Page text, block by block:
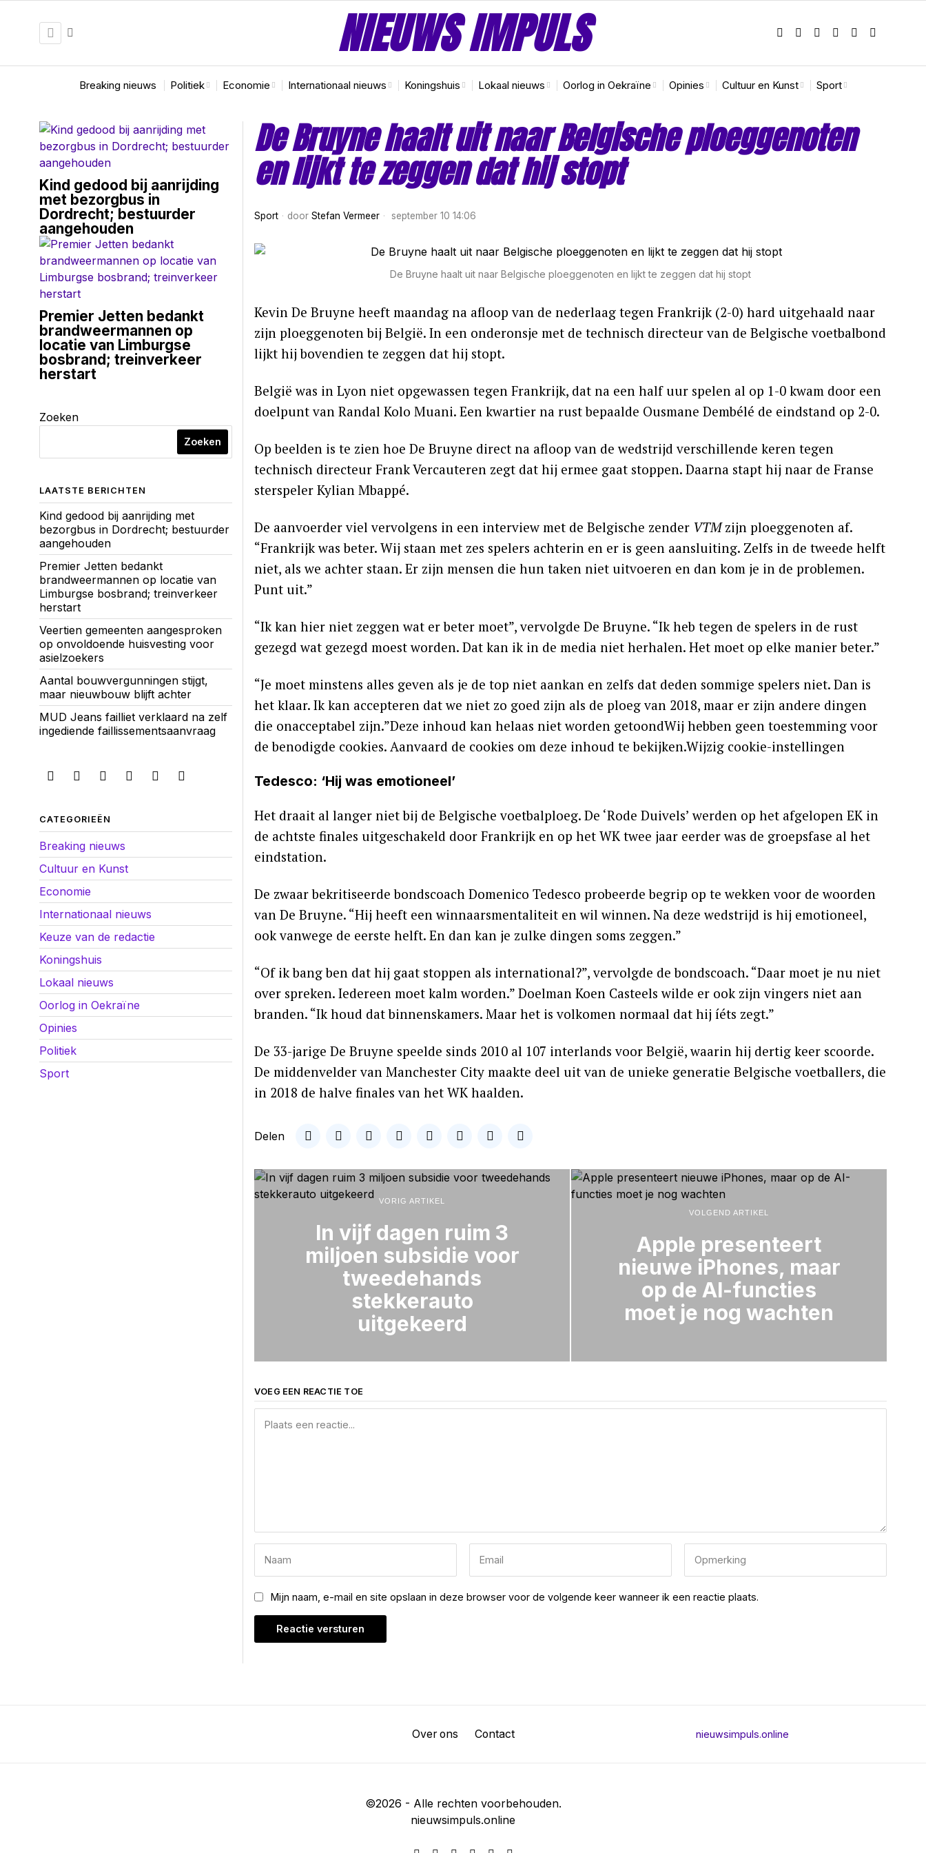
NIEUWS IMPULS
Breaking nieuws Politiek Economie Internationaal nieuws Koningshuis Lokaal nieuws Oorlog in Oekraïne Opinies Cultuur en Kunst Sport
De Bruyne haalt uit naar Belgische ploeggenoten
en lijkt te zeggen dat hij stopt
Sport door Stefan Vermeer september 10 14:06
De Bruyne haalt uit naar Belgische ploeggenoten en lijkt te zeggen dat hij stopt
Kevin De Bruyne heeft maandag na afloop van de nederlaag tegen Frankrijk (2-0) hard uitgehaald naar
zijn ploeggenoten bij België. In een onderonsje met de technisch directeur van de Belgische voetbalbond
lijkt hij bovendien te zeggen dat hij stopt.
België was in Lyon niet opgewassen tegen Frankrijk, dat na een half uur spelen al op 1-0 kwam door een
doelpunt van Randal Kolo Muani. Een kwartier na rust bepaalde Ousmane Dembélé de eindstand op 2-0.
Op beelden is te zien hoe De Bruyne direct na afloop van de wedstrijd verschillende keren tegen
technisch directeur Frank Vercauteren zegt dat hij ermee gaat stoppen. Daarna stapt hij naar de Franse
sterspeler Kylian Mbappé.
De aanvoerder viel vervolgens in een interview met de Belgische zender VTMzijn ploeggenoten af.
“Frankrijk was beter. Wij staan met zes spelers achterin en er is geen aansluiting. Zelfs in de tweede helft
niet, als we achter staan. Er zijn mensen die hun taken niet uitvoeren en dan kom je in de problemen.
Punt uit.”
“Ik kan hier niet zeggen wat er beter moet”, vervolgde De Bruyne. “Ik heb tegen de spelers in de rust
gezegd wat gezegd moest worden. Dat kan ik in de media niet herhalen. Het moet op elke manier beter.”
“Je moet minstens alles geven als je de top niet aankan en zelfs dat deden sommige spelers niet. Dan is
het klaar. Ik kan accepteren dat we niet zo goed zijn als de ploeg van 2018, maar er zijn andere dingen
die onacceptabel zijn.”Deze inhoud kan helaas niet worden getoondWij hebben geen toestemming voor
de benodigde cookies. Aanvaard de cookies om deze inhoud te bekijken.Wijzig cookie-instellingen
Tedesco: ‘Hij was emotioneel’
Het draait al langer niet bij de Belgische voetbalploeg. De ‘Rode Duivels’ werden op het afgelopen EK in
de achtste finales uitgeschakeld door Frankrijk en op het WK twee jaar eerder was de groepsfase al het
eindstation.
De zwaar bekritiseerde bondscoach Domenico Tedesco probeerde begrip op te wekken voor de woorden
van De Bruyne. “Hij heeft een winnaarsmentaliteit en wil winnen. Na deze wedstrijd is hij emotioneel,
ook vanwege de eerste helft. En dan kan je zulke dingen soms zeggen.”
“Of ik bang ben dat hij gaat stoppen als international?”, vervolgde de bondscoach. “Daar moet je nu niet
over spreken. Iedereen moet kalm worden.” Doelman Koen Casteels wilde er ook zijn vingers niet aan
branden. “Ik houd dat binnenskamers. Maar het is volkomen normaal dat hij íéts zegt.”
De 33-jarige De Bruyne speelde sinds 2010 al 107 interlands voor België, waarin hij dertig keer scoorde.
De middenvelder van Manchester City maakte deel uit van de unieke generatie Belgische voetballers, die
in 2018 de halve finales van het WK haalden.
Delen
VORIG ARTIKEL
In vijf dagen ruim 3
miljoen subsidie voor
tweedehands
stekkerauto
uitgekeerd
VOLGEND ARTIKEL
Apple presenteert
nieuwe iPhones, maar
op de AI-functies
moet je nog wachten
VOEG EEN REACTIE TOE
Mijn naam, e-mail en site opslaan in deze browser voor de volgende keer wanneer ik een reactie plaats.
Kind gedood bij aanrijding
met bezorgbus in
Dordrecht; bestuurder
aangehouden
Premier Jetten bedankt
brandweermannen op
locatie van Limburgse
bosbrand; treinverkeer
herstart
Zoeken
Zoeken
LAATSTE BERICHTEN
Kind gedood bij aanrijding met
bezorgbus in Dordrecht; bestuurder
aangehouden
Premier Jetten bedankt
brandweermannen op locatie van
Limburgse bosbrand; treinverkeer
herstart
Veertien gemeenten aangesproken
op onvoldoende huisvesting voor
asielzoekers
Aantal bouwvergunningen stijgt,
maar nieuwbouw blijft achter
MUD Jeans failliet verklaard na zelf
ingediende faillissementsaanvraag
CATEGORIEËN
Breaking nieuws
Cultuur en Kunst
Economie
Internationaal nieuws
Keuze van de redactie
Koningshuis
Lokaal nieuws
Oorlog in Oekraïne
Opinies
Politiek
Sport
Over ons Contact nieuwsimpuls.online
©2026 - Alle rechten voorbehouden.
nieuwsimpuls.online